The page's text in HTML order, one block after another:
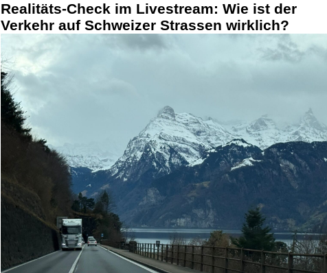
Realitäts-Check im Livestream: Wie ist der
Verkehr auf Schweizer Strassen wirklich?